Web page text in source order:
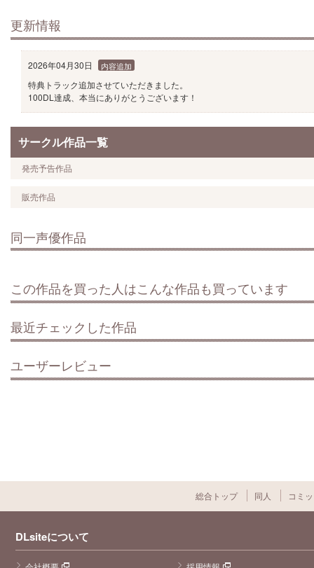
更新情報
2026年04月30日 内容追加
特典トラック追加させていただきました。
100DL達成、本当にありがとうございます！
サークル作品一覧
発売予告作品
販売作品
同一声優作品
この作品を買った人はこんな作品も買っています
最近チェックした作品
ユーザーレビュー
総合トップ 同人 コミ
DLsiteについて